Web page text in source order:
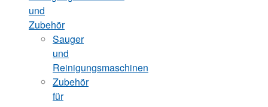
und
Zubehör
Sauger
und
Reinigungsmaschinen
Zubehör
für